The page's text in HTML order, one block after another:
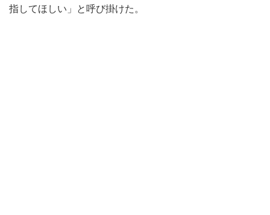
指してほしい」と呼び掛けた。